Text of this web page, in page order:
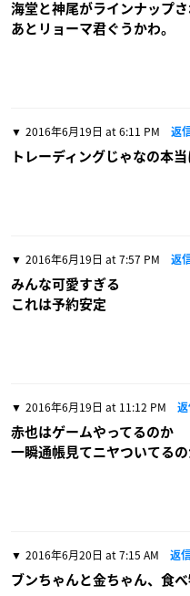
海堂と神尾がラインナップさ
あとリョーマ君ぐうかわ。
2016年6月19日 at 6:11 PM 返
トレーディングじゃなの本
2016年6月19日 at 7:57 PM 返
みんな可愛すぎる
これは予約安定
2016年6月19日 at 11:12 PM 返
赤也はゲームやってるのか
一瞬通帳見てニヤついてる
2016年6月20日 at 7:15 AM 返
ブンちゃんと金ちゃん、食